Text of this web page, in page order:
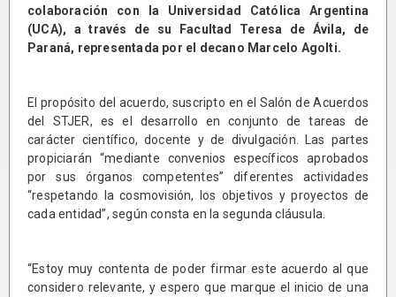
colaboración con la Universidad Católica Argentina
(UCA), a través de su Facultad Teresa de Ávila, de
Paraná, representada por el decano Marcelo Agolti.
El propósito del acuerdo, suscripto en el Salón de Acuerdos
del STJER, es el desarrollo en conjunto de tareas de
carácter científico, docente y de divulgación. Las partes
propiciarán “mediante convenios específicos aprobados
por sus órganos competentes” diferentes actividades
“respetando la cosmovisión, los objetivos y proyectos de
cada entidad”, según consta en la segunda cláusula.
“Estoy muy contenta de poder firmar este acuerdo al que
considero relevante, y espero que marque el inicio de una